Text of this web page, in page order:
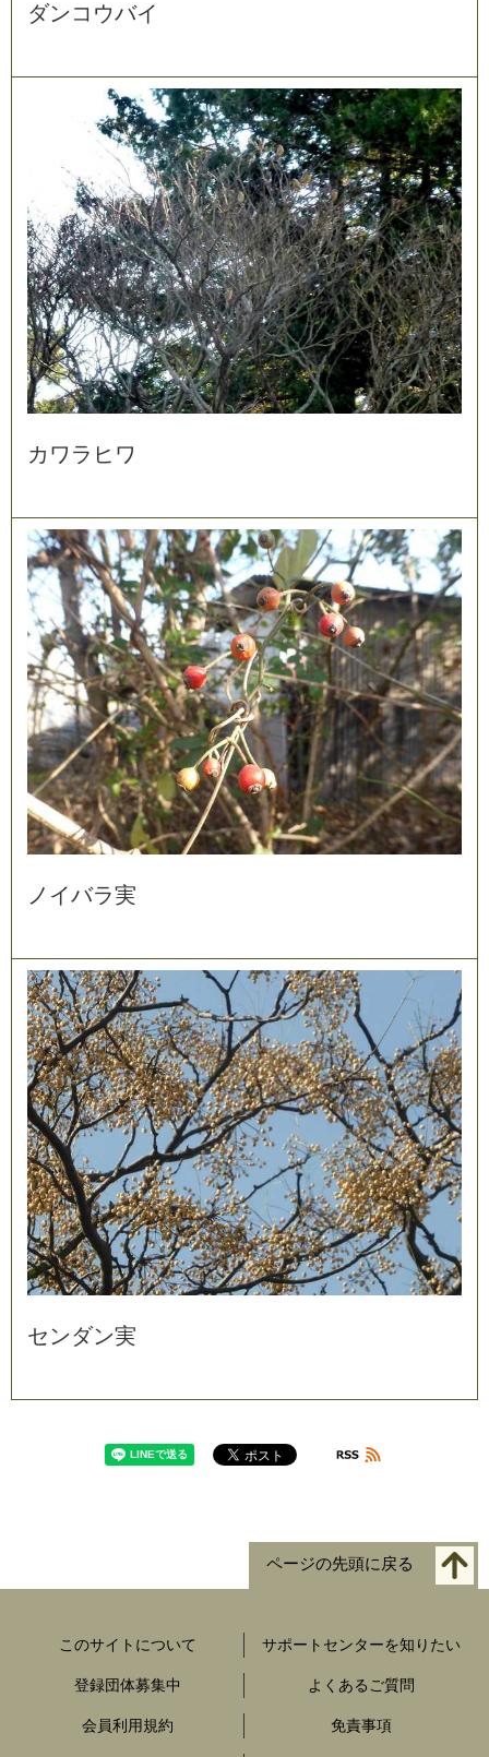
ダンコ ウバイ
カ ワ ラ ヒ ワ
ノ イバラ実
センダン実
ページの先頭に戻る
このサイトについて サポートセンターを知りたい
登録団体募集中 よくあるご質問
会員利用規約 免責事項